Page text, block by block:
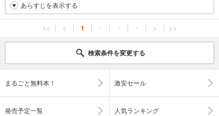
あらすじを表示する
<< < 1 ・ ・ ・ > >>
検索条件を変更する
まるごと無料本！ 激安セール
発売予定一覧 人気ランキング